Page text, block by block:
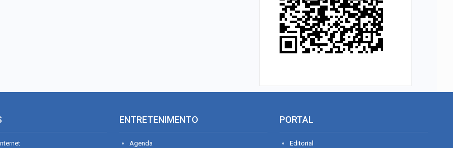
ENTRETENIMENTO
Agenda
PORTAL
Editorial